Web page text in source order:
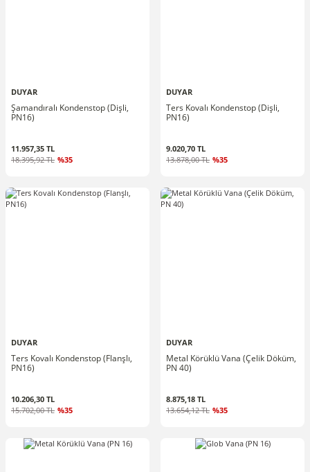
DUYAR
Şamandıralı Kondenstop (Dişli,
PN16)
11.957,35 TL
18.395,92 TL %35
DUYAR
Ters Kovalı Kondenstop (Dişli,
PN16)
9.020,70 TL
13.878,00 TL %35
DUYAR
Ters Kovalı Kondenstop (Flanşlı,
PN16)
10.206,30 TL
15.702,00 TL %35
DUYAR
Metal Körüklü Vana (Çelik Döküm,
PN 40)
8.875,18 TL
13.654,12 TL %35